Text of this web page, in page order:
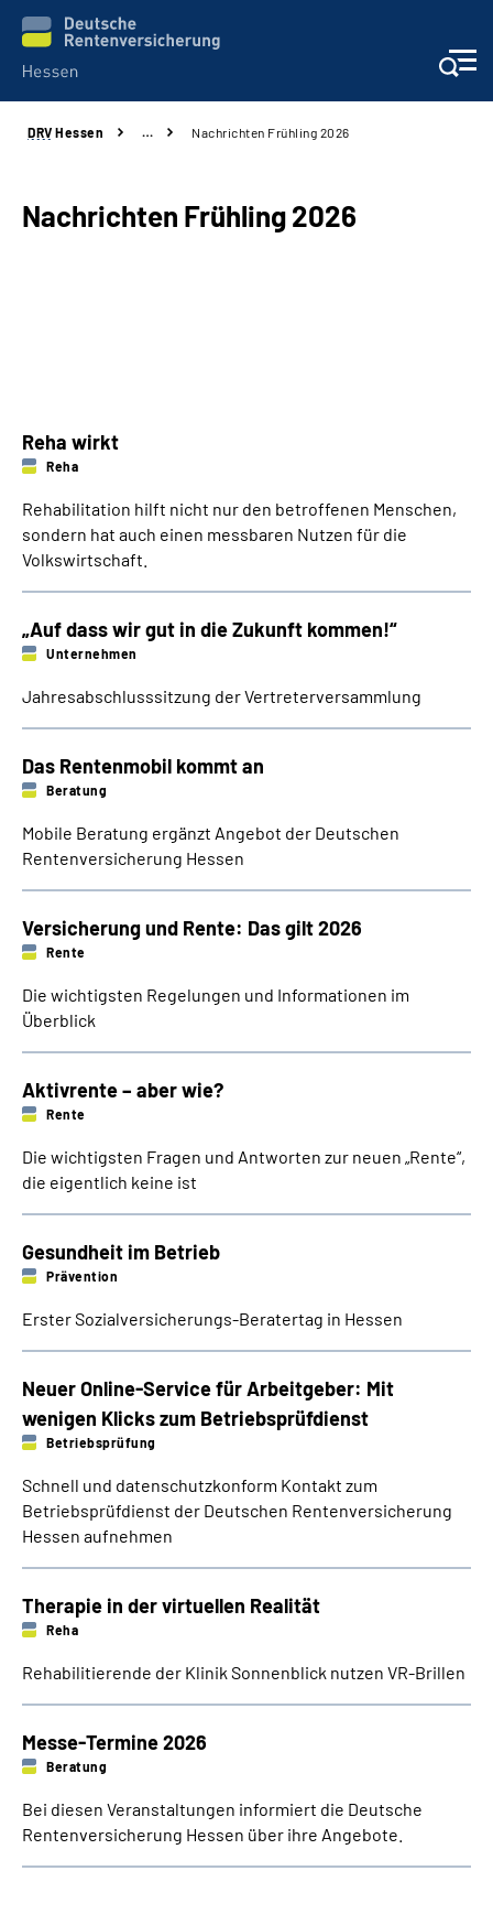
Online-Services
Beratung und Kontakt
Über uns
Inhalte in Gebärdensprache (DGS)
Leichte Sprache
Suche
Mein Kundenportal
DRV Hessen … Nachrichten Frühling 2026
Nachrichten Frühling 2026
Reha
Reha wirkt
Rehabilitation hilft nicht nur den betroffenen Menschen,
sondern hat auch einen messbaren Nutzen für die
Volkswirtschaft.
Unternehmen
„Auf dass wir gut in die Zukunft kommen!“
Jahresabschlusssitzung der Vertreterversammlung
Beratung
Das Rentenmobil kommt an
Mobile Beratung ergänzt Angebot der Deutschen
Rentenversicherung Hessen
Rente
Versicherung und Rente: Das gilt 2026
Die wichtigsten Regelungen und Informationen im
Überblick
Rente
Aktivrente – aber wie?
Die wichtigsten Fragen und ­Antworten zur neuen „Rente“,
die eigentlich keine ist
Prävention
Gesundheit im Betrieb
Erster Sozial­ver­sicherungs-­­Beratertag in Hessen
Betriebsprüfung
Neuer Online-Service für Arbeitgeber: Mit
wenigen Klicks zum Betriebsprüfdienst
Schnell und ­datenschutzkonform Kontakt zum
Betriebsprüfdienst der Deutschen Rentenversicherung
Hessen aufnehmen
Reha
Therapie in der virtuellen Realität
Rehabilitierende der Klinik Sonnenblick nutzen VR-Brillen
Beratung
Messe-Termine 2026
Bei diesen Veranstaltungen informiert die Deutsche
Rentenversicherung Hessen über ihre Angebote.